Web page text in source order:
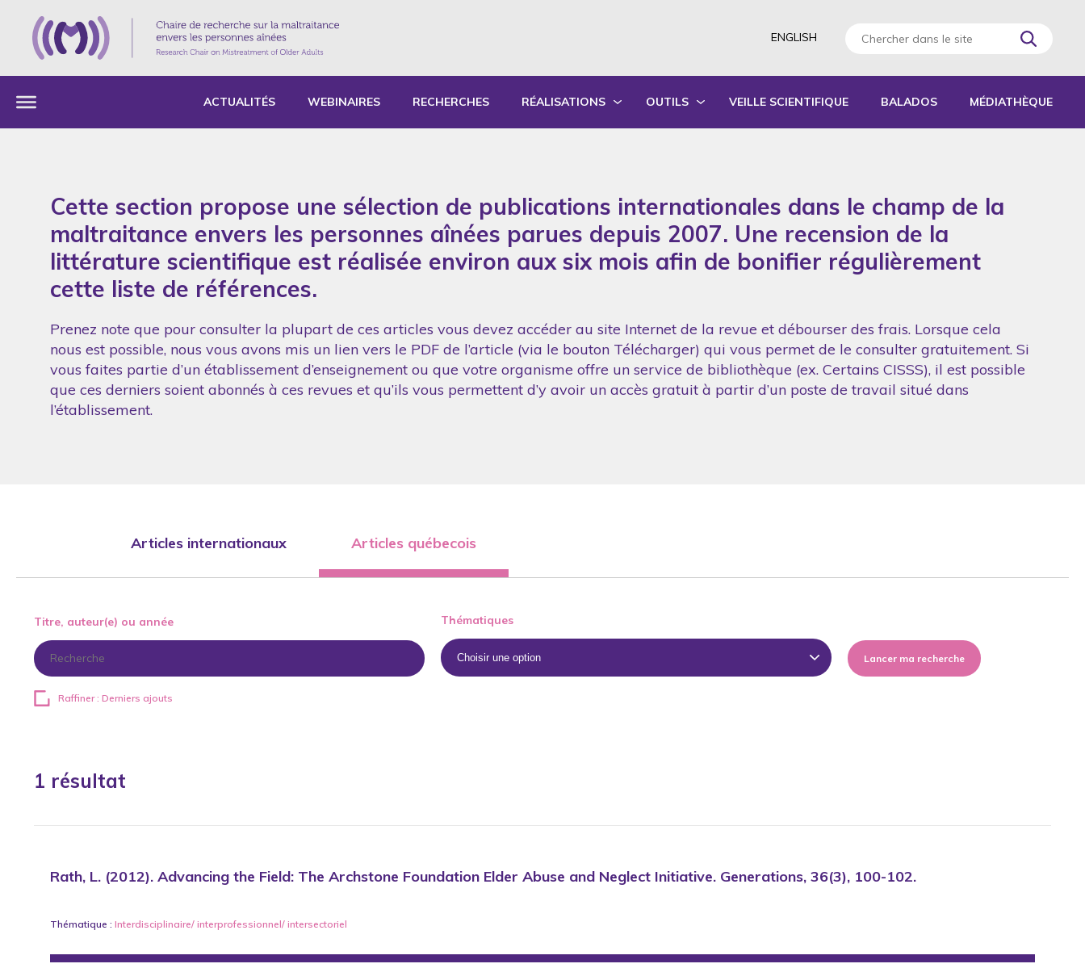
ENGLISH
ACTUALITÉS WEBINAIRES RECHERCHES RÉALISATIONS
SYNTHÈSE DES RAPPORTS ANNUELS D’ACTIVITÉS
OUTILS
FORMATIONS
VEILLE SCIENTIFIQUE BALADOS MÉDIATHÈQUE
Cette section propose une sélection de publications internationales dans le champ de la
maltraitance envers les personnes aînées parues depuis 2007. Une recension de la
littérature scientifique est réalisée environ aux six mois afin de bonifier régulièrement
cette liste de références.
Prenez note que pour consulter la plupart de ces articles vous devez accéder au site Internet de la revue et débourser des frais. Lorsque cela
nous est possible, nous vous avons mis un lien vers le PDF de l’article (via le bouton Télécharger) qui vous permet de le consulter gratuitement. Si
vous faites partie d’un établissement d’enseignement ou que votre organisme offre un service de bibliothèque (ex. Certains CISSS), il est possible
que ces derniers soient abonnés à ces revues et qu’ils vous permettent d’y avoir un accès gratuit à partir d’un poste de travail situé dans
l’établissement.
Articles internationaux Articles québecois
Titre, auteur(e) ou année Thématiques
Lancer ma recherche
Raffiner : Derniers ajouts
1 résultat
Rath, L. (2012). Advancing the Field: The Archstone Foundation Elder Abuse and Neglect Initiative. Generations, 36(3), 100-102.
Thématique : Interdisciplinaire/ interprofessionnel/ intersectoriel